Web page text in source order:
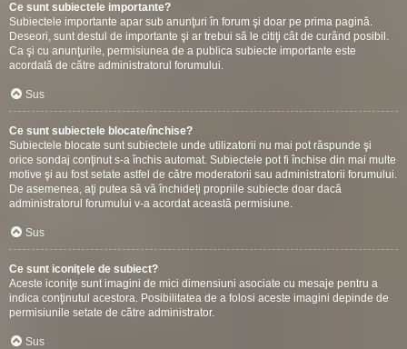
Ce sunt subiectele importante?
Subiectele importante apar sub anunţuri în forum şi doar pe prima pagină.
Deseori, sunt destul de importante şi ar trebui să le citiţi cât de curând posibil.
Ca şi cu anunţurile, permisiunea de a publica subiecte importante este
acordată de către administratorul forumului.
Sus
Ce sunt subiectele blocate/închise?
Subiectele blocate sunt subiectele unde utilizatorii nu mai pot răspunde şi
orice sondaj conţinut s-a închis automat. Subiectele pot fi închise din mai multe
motive şi au fost setate astfel de către moderatorii sau administratorii forumului.
De asemenea, aţi putea să vă închideţi propriile subiecte doar dacă
administratorul forumului v-a acordat această permisiune.
Sus
Ce sunt iconiţele de subiect?
Aceste iconiţe sunt imagini de mici dimensiuni asociate cu mesaje pentru a
indica conţinutul acestora. Posibilitatea de a folosi aceste imagini depinde de
permisiunile setate de către administrator.
Sus